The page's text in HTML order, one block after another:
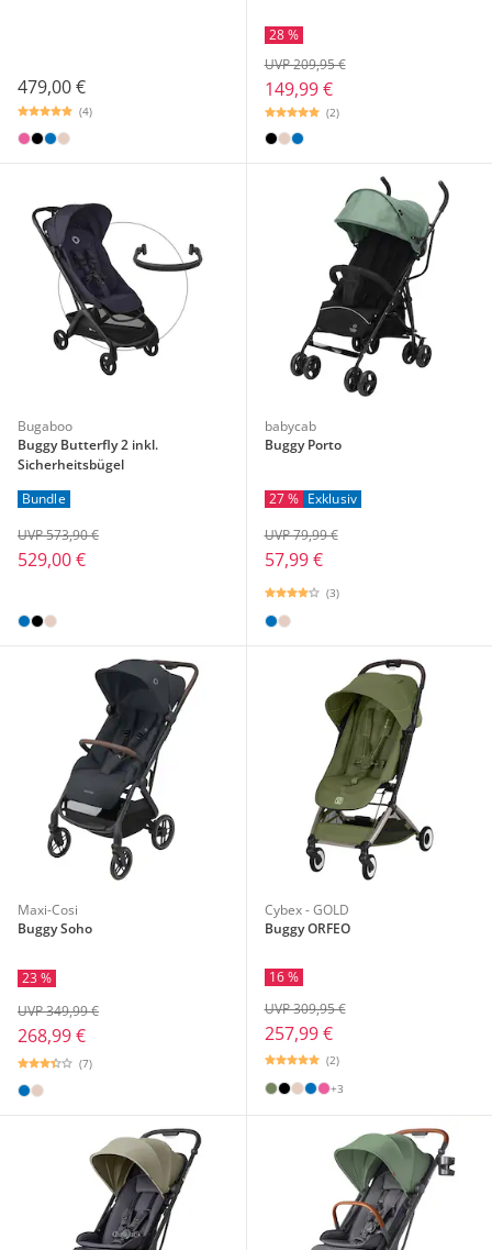
479,00 €
(4)
28 %
149,99 €
UVP 209,95 €
(2)
Bugaboo
Buggy Butterfly 2 inkl.
Sicherheitsbügel
Bundle
529,00 €
UVP 573,90 €
babycab
Buggy Porto
27 % Exklusiv
57,99 €
UVP 79,99 €
(3)
Maxi-Cosi
Buggy Soho
23 %
268,99 €
UVP 349,99 €
(7)
Cybex - GOLD
Buggy ORFEO
16 %
257,99 €
UVP 309,95 €
(2)
+3